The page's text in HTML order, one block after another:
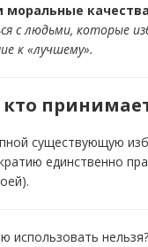
моральные
с людьми, которые
к «лучшему».
кто
существующую
единственно
использовать нельзя?